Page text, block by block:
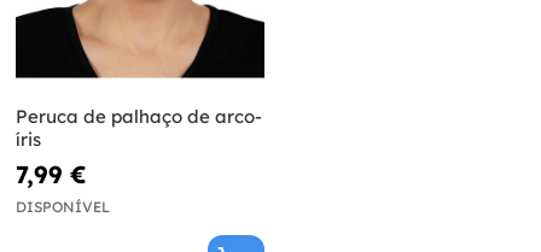
Peruca de palhaço de arco-
íris
7,99 €
DISPONÍVEL